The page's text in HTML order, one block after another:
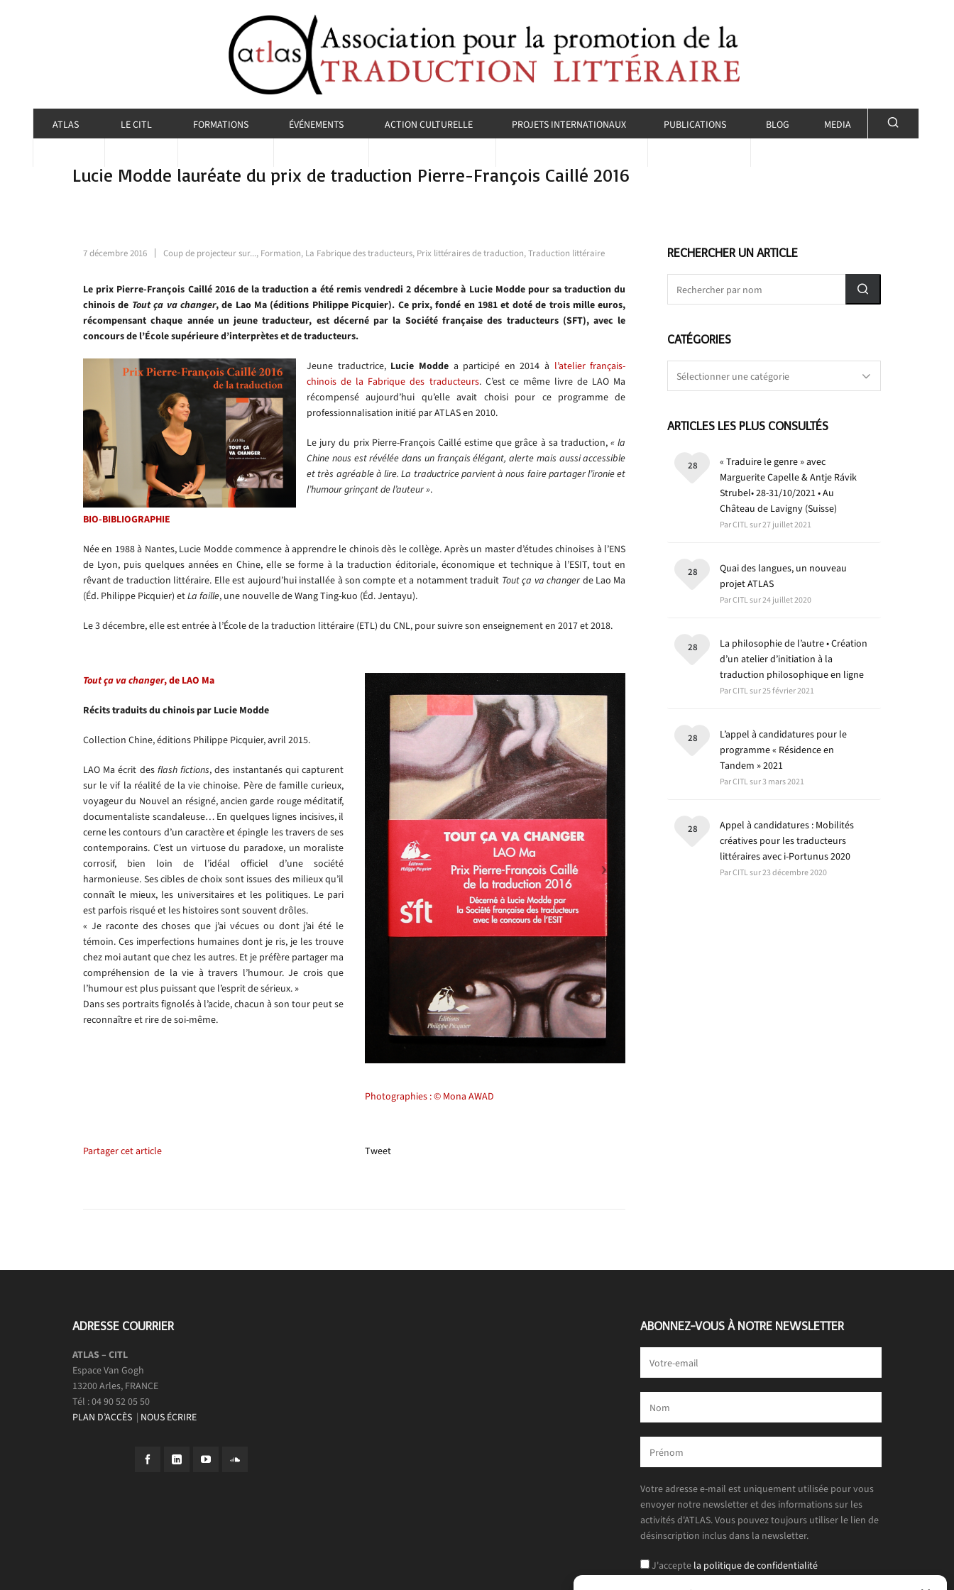
ATLAS LE CITL FORMATIONS ÉVÉNEMENTS ACTION CULTURELLE PROJETS INTERNATIONAUX PUBLICATIONS BLOG MEDIA
Lucie Modde lauréate du prix de traduction Pierre-François Caillé 2016
7 décembre 2016 Coup de projecteur sur..., Formation, La Fabrique des traducteurs, Prix littéraires de traduction,Traduction littéraire
Le prix Pierre-François Caillé 2016 de la traduction a été remis vendredi 2 décembre à Lucie Modde pour sa traduction du
chinois de Tout ça va changer, de Lao Ma (éditions Philippe Picquier). Ce prix, fondé en 1981 et doté de trois mille euros,
récompensant chaque année un jeune traducteur, est décerné par la Société française des traducteurs (SFT), avec le
concours de l’École supérieure d’interprètes et de traducteurs.
Jeune traductrice, Lucie Moddea participé en 2014 à l’atelier français-
chinois de la Fabrique des traducteurs. C’est ce même livre de LAO Ma
récompensé aujourd’hui qu’elle avait choisi pour ce programme de
professionnalisation initié par ATLAS en 2010.
Le jury du prix Pierre-François Caillé estime que grâce à sa traduction,« la
Chine nous est révélée dans un français élégant, alerte mais aussi accessible
et très agréable à lire. La traductrice parvient à nous faire partager l’ironie et
l’humour grinçant de l’auteur ».
BIO-BIBLIOGRAPHIE
Née en 1988 à Nantes, Lucie Modde commence à apprendre le chinois dès le collège. Après un master d’études chinoises à l’ENS
de Lyon, puis quelques années en Chine, elle se forme à la traduction éditoriale, économique et technique à l’ESIT, tout en
rêvant de traduction littéraire. Elle est aujourd’hui installée à son compte et a notamment traduit Tout ça va changerde Lao Ma
(Éd. Philippe Picquier) etLa faille, une nouvelle de Wang Ting-kuo (Éd. Jentayu).
Le 3 décembre, elle est entrée à l’École de la traduction littéraire (ETL) du CNL, pour suivre son enseignement en 2017 et 2018.
Tout ça va changer, de LAO Ma
Récits traduits du chinois par Lucie Modde
Collection Chine, éditions Philippe Picquier, avril 2015.
LAO Ma écrit des flash fictions, des instantanés qui capturent
sur le vif la réalité de la vie chinoise. Père de famille curieux,
voyageur du Nouvel an résigné, ancien garde rouge méditatif,
documentaliste scandaleuse… En quelques lignes incisives, il
cerne les contours d’un caractère et épingle les travers de ses
contemporains. C’est un virtuose du paradoxe, un moraliste
corrosif, bien loin de l’idéal officiel d’une société
harmonieuse. Ses cibles de choix sont issues des milieux qu’il
connaît le mieux, les universitaires et les politiques. Le pari
est parfois risqué et les histoires sont souvent drôles.
« Je raconte des choses que j’ai vécues ou dont j’ai été le
témoin. Ces imperfections humaines dont je ris, je les trouve
chez moi autant que chez les autres. Et je préfère partager ma
compréhension de la vie à travers l’humour. Je crois que
l’humour est plus puissant que l’esprit de sérieux. »
Dans ses portraits fignolés à l’acide, chacun à son tour peut se
reconnaître et rire de soi-même.
Photographies : © Mona AWAD
Partager cet article Tweet
RECHERCHER UN ARTICLE
CATÉGORIES
ARTICLES LES PLUS CONSULTÉS
« Traduire le genre » avec
Marguerite Capelle & Antje Rávik
Strubel• 28-31/10/2021 • Au
Château de Lavigny (Suisse)
Par CITL sur 27 juillet 2021
28
Quai des langues, un nouveau
projet ATLAS
Par CITL sur 24 juillet 2020
28
La philosophie de l’autre • Création
d’un atelier d’initiation à la
traduction philosophique en ligne
Par CITL sur 25 février 2021
28
L’appel à candidatures pour le
programme « Résidence en
Tandem » 2021
Par CITL sur 3 mars 2021
28
Appel à candidatures : Mobilités
créatives pour les traducteurs
littéraires avec i-Portunus 2020
Par CITL sur 23 décembre 2020
28
ADRESSE COURRIER
ATLAS – CITL
Espace Van Gogh
13200 Arles, FRANCE
Tél : 04 90 52 05 50
PLAN D’ACCÈS | NOUS ÉCRIRE
ABONNEZ-VOUS À NOTRE NEWSLETTER
Votre adresse e-mail est uniquement utilisée pour vous
envoyer notre newsletter et des informations sur les
activités d'ATLAS. Vous pouvez toujours utiliser le lien de
désinscription inclus dans la newsletter.
J'acceptela politique de confidentialité